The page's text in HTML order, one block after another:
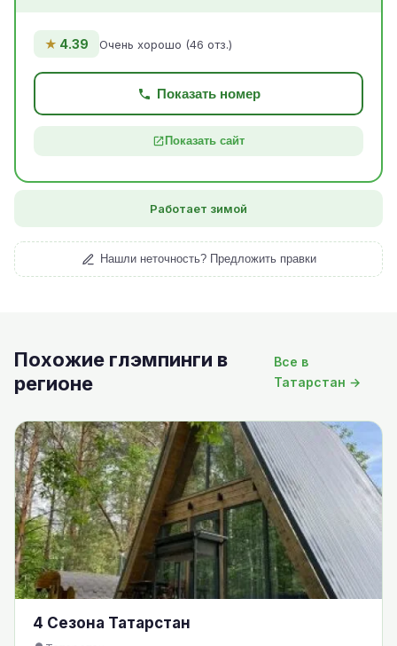
★ 4.39 Очень хорошо (46 отз.)
Показать номер
Показать сайт
Работает зимой
Нашли неточность? Предложить правки
Похожие глэмпинги в
регионе
Все в
Татарстан →
4 Сезона Татарстан